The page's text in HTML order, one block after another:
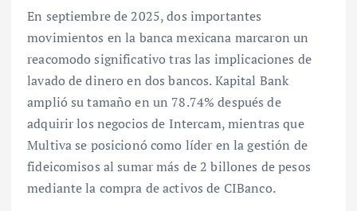
En septiembre de 2025, dos importantes
movimientos en la banca mexicana marcaron un
reacomodo significativo tras las implicaciones de
lavado de dinero en dos bancos. Kapital Bank
amplió su tamaño en un 78.74% después de
adquirir los negocios de Intercam, mientras que
Multiva se posicionó como líder en la gestión de
fideicomisos al sumar más de 2 billones de pesos
mediante la compra de activos de CIBanco.